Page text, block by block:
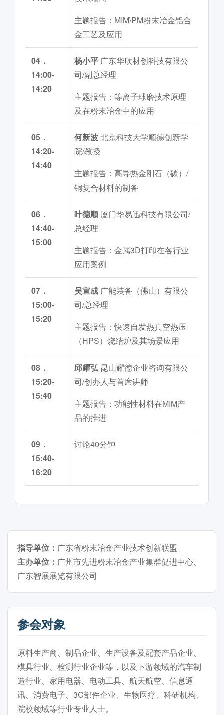
主题报告：MIM\PM粉末冶金铝合
金工艺及应用
04．
14:00-
14:20
杨小平 广东华欣材创科技有限公
司/副总经理
主题报告：等离子球磨技术原理
及在粉末冶金中的应用
05．
14:20-
14:40
何新波北京科技大学顺德创新学
院/教授
主题报告：高导热金刚石（碳）/
铜复合材料的制备
06．
14:40-
15:00
叶德顺 厦门华易迅科技有限公司/
总经理
主题报告：金属3D打印在各行业
应用案例
07．
15:00-
15:20
吴宣成 广能装备（佛山）有限公
司/总经理
主题报告：快速自发热真空热压
（HPS）烧结炉及其场景应用
08．
15:20-
15:40
邱耀弘 昆山耀德企业咨询有限公
司/创办人与首席讲师
主题报告：功能性材料在MIM产
品的推进
09．
15:40-
16:20
讨论40分钟
指导单位： 广东省粉末冶金产业技术创新联盟
主办单位： 广州市先进粉末冶金产业集群促进中心、
广东智展展览有限公司
参会对象
原料生产商、制品企业、生产设备及配套产品企业、
模具行业、检测行业企业等，以及下游领域的汽车制
造行业、家用电器、电动工具、航天航空、信息通
讯、消费电子、3C部件企业、生物医疗、科研机构、
院校领域等行业专业人士。